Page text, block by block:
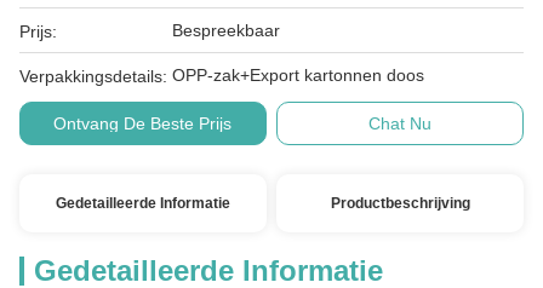
Prijs: Bespreekbaar
Verpakkingsdetails: OPP-zak+Export kartonnen doos
Ontvang De Beste Prijs Chat Nu
Gedetailleerde Informatie Productbeschrijving
Gedetailleerde Informatie